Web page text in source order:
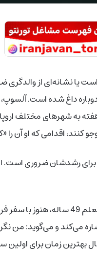
نشانه‌ای از والدگری
به اروپا، دوباره داغ شده
به شهرهای مختلف
کنند، اقدامی که او آن
رشدشان ضروری است.
اما همه والدین چنین دید بازی ندارند.
می‌کند و می‌گوید: من
شده. گرگسون اعتقاد دارد که سن 18